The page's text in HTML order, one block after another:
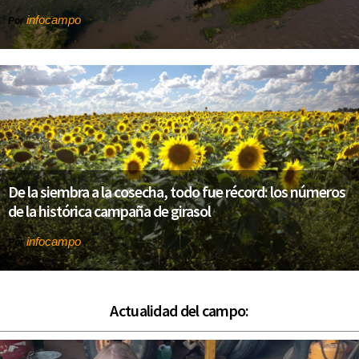
Porinfocampo
De la siembra a la cosecha, todo fue récord: los números
de la histórica campaña de girasol
Porinfocampo
Actualidad del campo: